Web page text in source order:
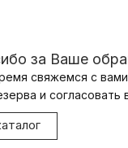
за Ваше
свяжемся с
и согласовать